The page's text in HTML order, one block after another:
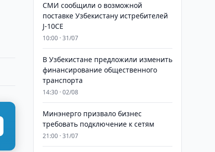
СМИ сообщили о возможной
поставке Узбекистану истребителей
J-10CE
10:00 · 31/07
В Узбекистане предложили изменить
финансирование общественного
транспорта
14:30 · 02/08
Минэнерго призвало бизнес
требовать подключение к сетям
21:00 · 31/07